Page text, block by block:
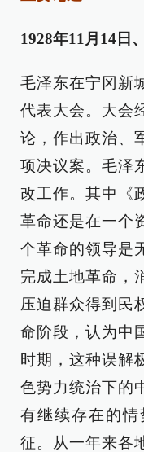
1928年11月14日
毛泽东在宁冈新
代表大会。大会
论，作出政治、
项决议案。毛泽
改工作。其中《
革命还是在一个
个革命的领导是
完成土地革命，
压迫群众得到民
命阶段，认为中
时期，这种误解
色势力统治下的
有继续存在的
征。从一年来各